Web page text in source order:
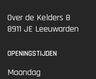
Over de Kelders 8
8911 JE Leeuwarden
OPENINGSTIJDEN
Maandag